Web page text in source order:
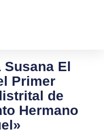
El
Primer
de
Hermano